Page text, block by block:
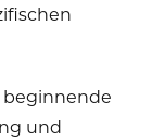
beginnende
und